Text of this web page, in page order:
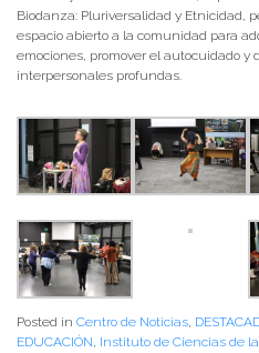
Biodanza: Pluriversalidad y Etnicidad,
espacio abierto a la comunidad para
emociones, promover el autocuidado y
interpersonales profundas.
Posted in Centro de Noticias,
EDUCACIÓN, Instituto de Ciencias de